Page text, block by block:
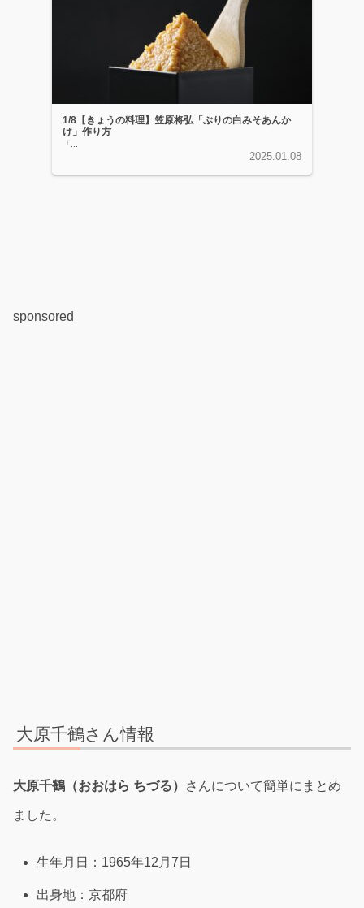
1/8【きょうの料理】笠原将弘「ぶりの白みそあんか
け」作り方
「...
2025.01.08
sponsored
大原千鶴さん情報
大原千鶴（おおはら ちづる） さんについて簡単にまとめ
ました。
生年月日：1965年12月7日
出身地：京都府